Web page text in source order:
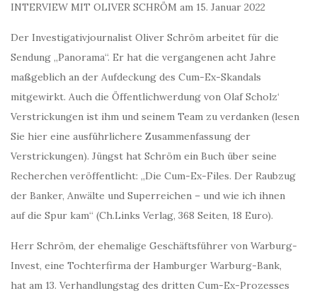
INTERVIEW MIT OLIVER SCHRÖM am 15. Januar 2022
Der Investigativjournalist Oliver Schröm arbeitet für die
Sendung „Panorama“. Er hat die vergangenen acht Jahre
maßgeblich an der Aufdeckung des Cum-Ex-Skandals
mitgewirkt. Auch die Öffentlichwerdung von Olaf Scholz‘
Verstrickungen ist ihm und seinem Team zu verdanken (lesen
Sie hier eine ausführlichere Zusammenfassung der
Verstrickungen). Jüngst hat Schröm ein Buch über seine
Recherchen veröffentlicht: „Die Cum-Ex-Files. Der Raubzug
der Banker, Anwälte und Superreichen – und wie ich ihnen
auf die Spur kam“ (Ch.Links Verlag, 368 Seiten, 18 Euro).
Herr Schröm, der ehemalige Geschäftsführer von Warburg-
Invest, eine Tochterfirma der Hamburger Warburg-Bank,
hat am 13. Verhandlungstag des dritten Cum-Ex-Prozesses